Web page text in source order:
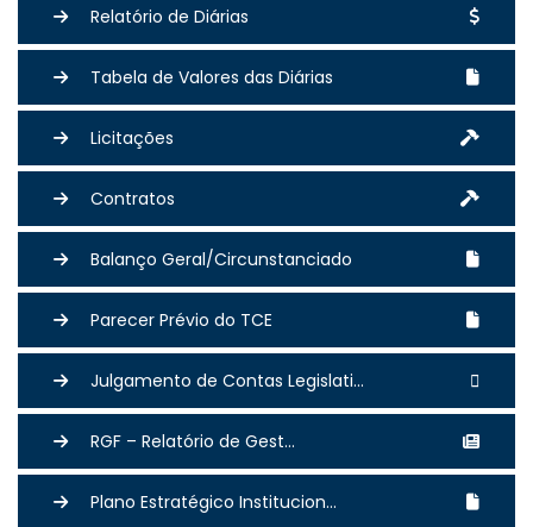
Relatório de Diárias
Tabela de Valores das Diárias
Licitações
Contratos
Balanço Geral/Circunstanciado
Parecer Prévio do TCE
Julgamento de Contas Legislati...
RGF – Relatório de Gest...
Plano Estratégico Institucion...